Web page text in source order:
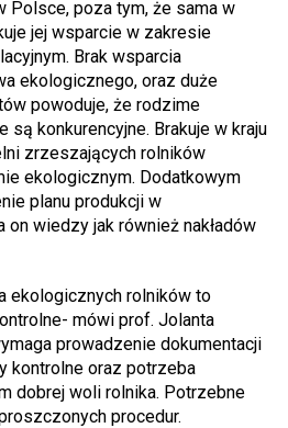
Polsce, poza tym, że sama w
jej wsparcie w zakresie
Brak wsparcia
ekologicznego, oraz duże
powoduje, że rodzime
są konkurencyjne. Brakuje w kraju
zrzeszających rolników
ekologicznym. Dodatkowym
planu produkcji w
wiedzy jak również nakładów
ekologicznych rolników to
mówi prof. Jolanta
prowadzenie dokumentacji
kontrolne oraz potrzeba
dobrej woli rolnika. Potrzebne
procedur.